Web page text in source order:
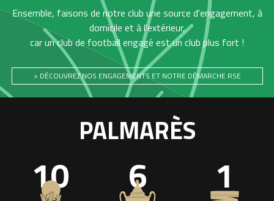
Ensemble, faisons de notre club une source d'engagement, à
domicile et à l'extérieur,
car un club de football engagé est un club plus fort !
> DÉCOUVREZ NOS ENGAGEMENTS ET NOTRE DÉMARCHE RSE
PALMARÈS
10 6 1